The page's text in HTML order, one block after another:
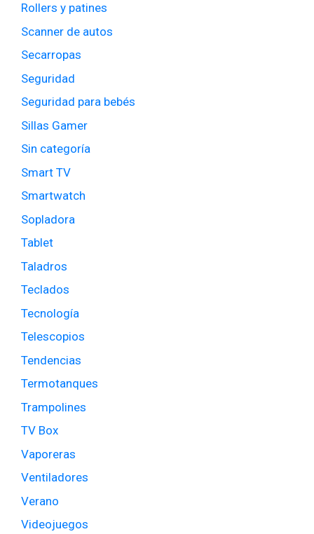
Rollers y patines
Scanner de autos
Secarropas
Seguridad
Seguridad para bebés
Sillas Gamer
Sin categoría
Smart TV
Smartwatch
Sopladora
Tablet
Taladros
Teclados
Tecnología
Telescopios
Tendencias
Termotanques
Trampolines
TV Box
Vaporeras
Ventiladores
Verano
Videojuegos